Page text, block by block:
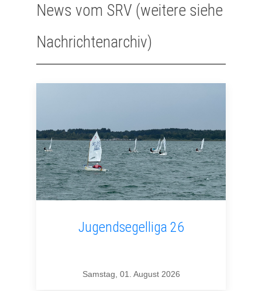
News vom SRV (weitere siehe
Nachrichtenarchiv)
Jugendsegelliga 26
Samstag, 01. August 2026